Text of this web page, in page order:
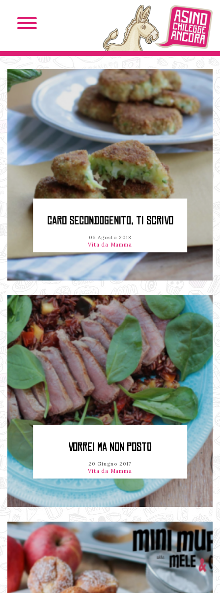
CARO SECONDOGENITO, TI SCRIVO
06 Agosto 2018
Vita da Mamma
VORREI MA NON POSTO
20 Giugno 2017
Vita da Mamma